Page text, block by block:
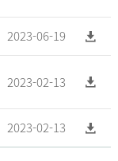
2023-06-19
2023-02-13
2023-02-13